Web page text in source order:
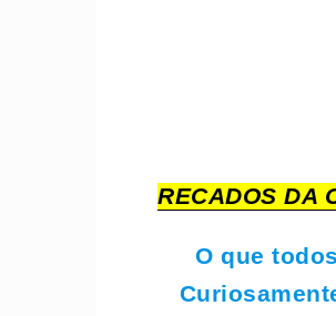
RECADOS DA
O que